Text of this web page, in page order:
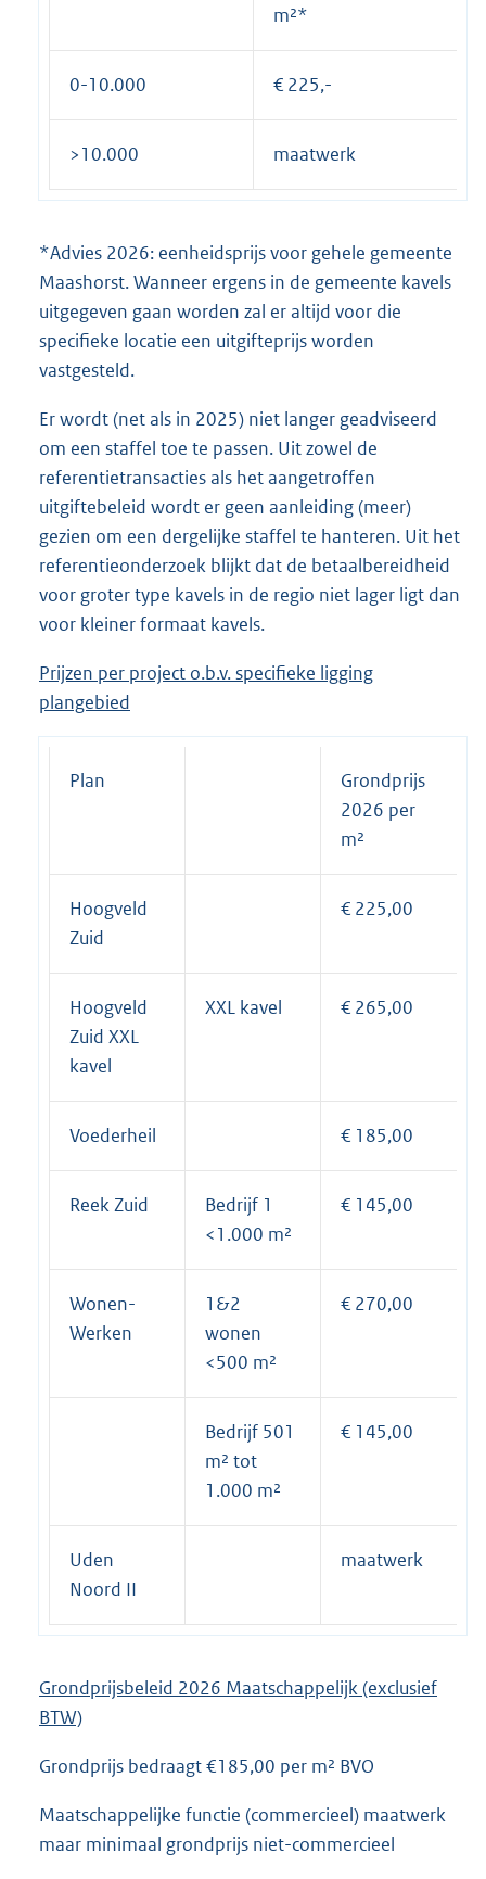
m²*
0-10.000 € 225,-
>10.000 maatwerk
*Advies 2026: eenheidsprijs voor gehele gemeente
Maashorst. Wanneer ergens in de gemeente kavels
uitgegeven gaan worden zal er altijd voor die
specifieke locatie een uitgifteprijs worden
vastgesteld.
Er wordt (net als in 2025) niet langer geadviseerd
om een staffel toe te passen. Uit zowel de
referentietransacties als het aangetroffen
uitgiftebeleid wordt er geen aanleiding (meer)
gezien om een dergelijke staffel te hanteren. Uit het
referentieonderzoek blijkt dat de betaalbereidheid
voor groter type kavels in de regio niet lager ligt dan
voor kleiner formaat kavels.
Prijzen per project o.b.v. specifieke ligging
plangebied
Plan
Grondprijs
2026 per
m²
Hoogveld
Zuid
€ 225,00
Hoogveld
Zuid XXL
kavel
XXL kavel € 265,00
Voederheil € 185,00
Reek Zuid
Bedrijf 1
<1.000 m²
€ 145,00
Wonen-
Werken
1&2
wonen
<500 m²
€ 270,00
Bedrijf 501
m² tot
1.000 m²
€ 145,00
Uden
Noord II
maatwerk
Grondprijsbeleid 2026 Maatschappelijk (exclusief
BTW)
Grondprijs bedraagt €185,00 per m² BVO
Maatschappelijke functie (commercieel) maatwerk
maar minimaal grondprijs niet-commercieel